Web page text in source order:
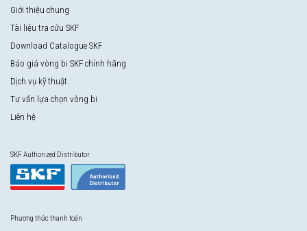
Giới thiệu chung
Tài liệu tra cứu SKF
Download Catalogue SKF
Báo giá vòng bi SKF chính hãng
Dịch vụ kỹ thuật
Tư vấn lựa chọn vòng bi
Liên hệ
SKF Authorized Distributor
Phương thức thanh toán